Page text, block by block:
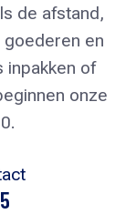
de afstand,
goederen en
inpakken of
onze